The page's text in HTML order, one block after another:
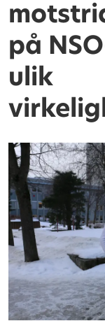
på
ulik